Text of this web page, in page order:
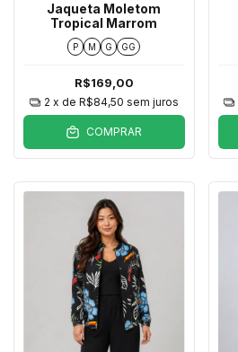
Jaqueta Moletom
Tropical Marrom
P M G GG
R$169,00
2 x de R$84,50 sem juros
COMPRAR